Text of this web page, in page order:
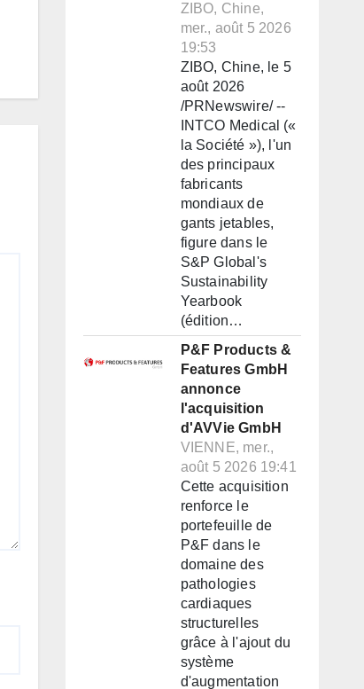
ZIBO, Chine,
mer., août 5 2026
19:53
ZIBO, Chine, le 5
août 2026
/PRNewswire/ --
INTCO Medical («
la Société »), l'un
des principaux
fabricants
mondiaux de
gants jetables,
figure dans le
S&P Global's
Sustainability
Yearbook
(édition…
P&F Products &
Features GmbH
annonce
l'acquisition
d'AVVie GmbH
VIENNE, mer.,
août 5 2026 19:41
Cette acquisition
renforce le
portefeuille de
P&F dans le
domaine des
pathologies
cardiaques
structurelles
grâce à l'ajout du
système
d'augmentation